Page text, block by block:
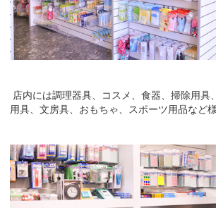
店内には調理器具、コスメ、食器、掃除用具
用具、文房具、おもちゃ、スポーツ用品など